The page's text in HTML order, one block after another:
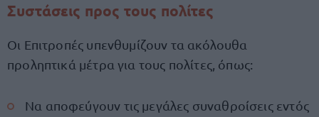
Συστάσεις προς τους πολίτες
Οι Επιτροπές υπενθυμίζουν τα ακόλουθα
προληπτικά μέτρα για τους πολίτες, όπως:
Να αποφεύγουν τις μεγάλες συναθροίσεις εντός